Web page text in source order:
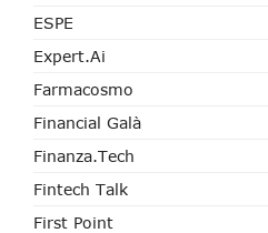
ESPE
Expert.ai
Farmacosmo
Financial Galà
Finanza.tech
Fintech Talk
First Point